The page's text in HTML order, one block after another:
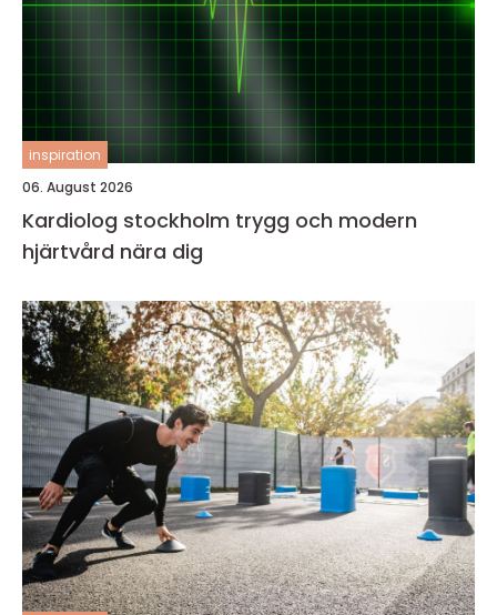
inspiration
06. August 2026
Kardiolog stockholm trygg och modern
hjärtvård nära dig